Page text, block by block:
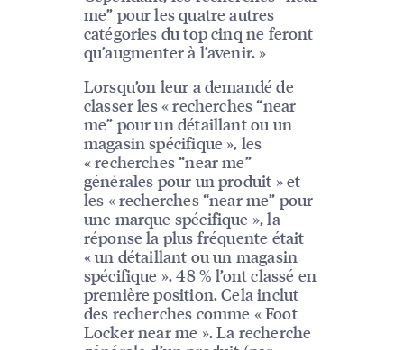
me” pour les quatre autres
catégories du top cinq ne feront
qu’augmenter à l’avenir. »
Lorsqu’on leur a demandé de
classer les « recherches “near
me” pour un détaillant ou un
magasin spécifique », les
« recherches “near me”
générales pour un produit » et
les « recherches “near me” pour
une marque spécifique », la
réponse la plus fréquente était
« un détaillant ou un magasin
spécifique ». 48 % l’ont classé en
première position. Cela inclut
des recherches comme « Foot
Locker near me ». La recherche